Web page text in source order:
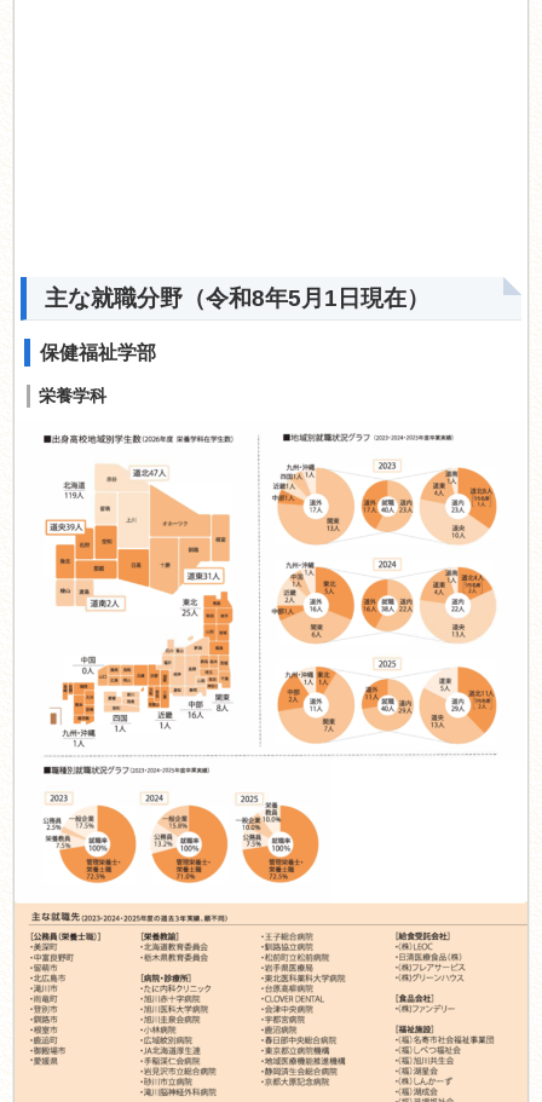
主な就職分野 （令和8年5月1日現在）
保健福祉学部
栄養学科